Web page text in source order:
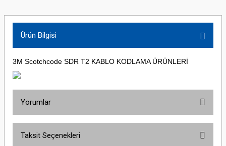
Ürün Bilgisi
3M Scotchcode SDR T2 KABLO KODLAMA ÜRÜNLERİ
Yorumlar
Taksit Seçenekleri